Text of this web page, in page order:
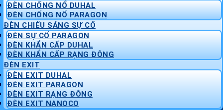
ĐÈN CHỐNG NỔ DUHAL
ĐÈN CHỐNG NỔ PARAGON
ĐÈN CHIẾU SÁNG SỰ CỐ
ĐÈN SỰ CỐ PARAGON
ĐÈN KHẨN CẤP DUHAL
ĐÈN KHẨN CẤP RẠNG ĐÔNG
ĐÈN EXIT
ĐÈN EXIT DUHAL
ĐÈN EXIT PARAGON
ĐÈN EXIT RẠNG ĐÔNG
ĐÈN EXIT NANOCO